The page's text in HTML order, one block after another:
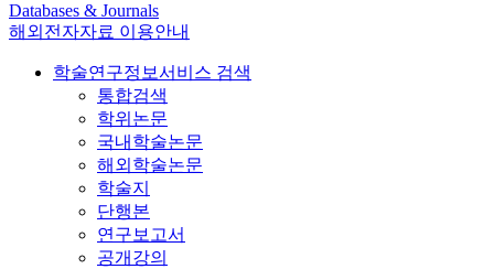
Databases & Journals
해외전자자료 이용안내
학술연구정보서비스 검색
통합검색
학위논문
국내학술논문
해외학술논문
학술지
단행본
연구보고서
공개강의